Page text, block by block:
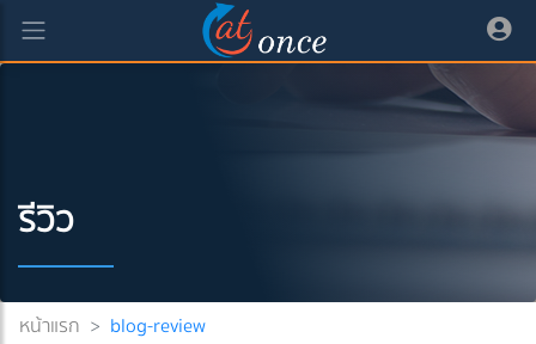
รีวิว
หน้าแรก > blog-review